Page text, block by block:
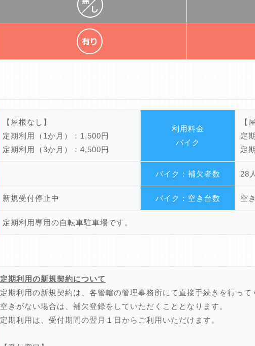
【屋根なし】
定期利用（1か月）：1,500円
定期利用（3か月）：4,500円
利用料金
バイク
【
定
定
バイク：補欠者数 28
新規受付停止中 バイク：空き台数 空
定期利用専用の自転車駐車場です。
定期利用の新規契約について
定期利用の新規契約は、各管轄の管理事務所にて直接手続きを行って
空きがない場合は、補欠登録をしていただくこととなります。
定期利用は、受付期間の翌月１日からご利用いただけます。